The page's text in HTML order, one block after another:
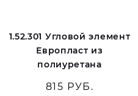
1.52.301 Угловой элемент
Европласт из
полиуретана
815 РУБ.